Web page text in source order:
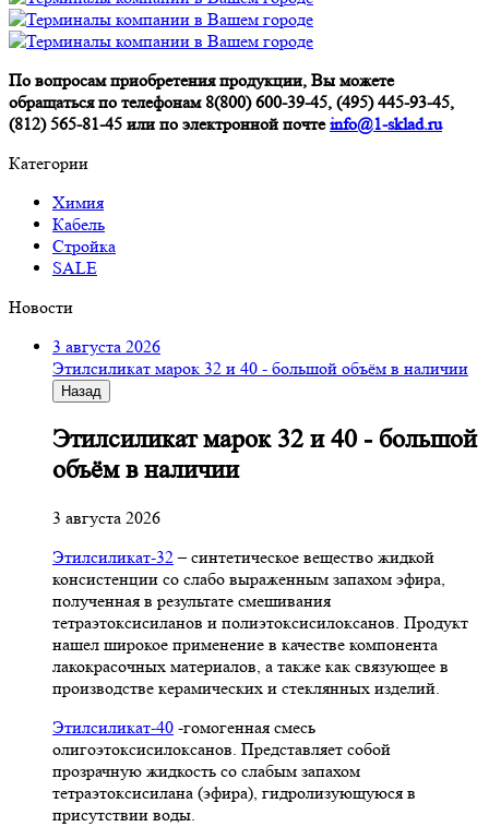
По вопросам приобретения продукции, Вы можете
обращаться по телефонам 8(800) 600-39-45, (495) 445-93-45,
(812) 565-81-45 или по электронной почтеinfo@1-sklad.ru
Категории
Химия
Кабель
Стройка
SALE
Новости
3 августа 2026
Этилсиликат марок 32 и 40 - большой объём в наличии
Назад
Этилсиликат марок 32 и 40 - большой
объём в наличии
3 августа 2026
Этилсиликат-32– синтетическое вещество жидкой
консистенции со слабо выраженным запахом эфира,
полученная в результате смешивания
тетpаэтоксисиланов и полиэтоксисилоксанов. Продукт
нашел широкое применение в качестве компонента
лакокрасочных материалов, а также как связующее в
производстве керамических и стеклянных изделий.
Этилсиликат-40 -гомогенная смесь
олигоэтоксисилоксанов. Представляет собой
прозрачную жидкость со слабым запахом
тетраэтоксисилана (эфира), гидролизующуюся в
присутствии воды.